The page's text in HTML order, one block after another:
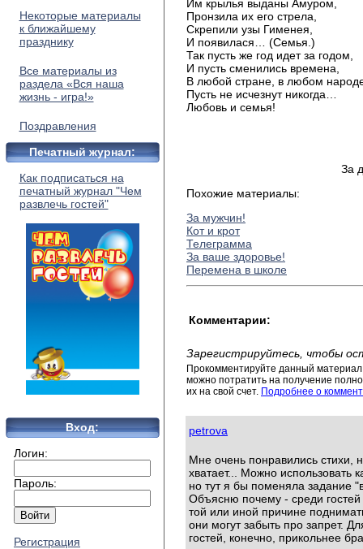
Некоторые материалы
к ближайшему
празднику
Все материалы из
раздела «Вся наша
жизнь - игра!»
Поздравления
Печатный журнал:
Как подписаться на
печатный журнал "Чем
развлечь гостей"
Вход:
Логин:
Пароль:
Регистрация
Им крылья выданы Амуром,
Пронзила их его стрела,
Скрепили узы Гименея,
И появилася… (Семья.)
Так пусть же год идет за годом,
И пусть сменились времена,
В любой стране, в любом
Пусть не исчезнут никогда…
Любовь и семья!
За
Похожие материалы:
За мужчин!
Кот и крот
Телеграмма
За ваше здоровье!
Перемена в школе
Комментарии:
Зарегистрируйтесь, чтобы
Прокомментируйте данный
можно потратить на получение
их на свой счет. Подробнее о
petrova
Мне очень понравились стихи,
хватает... Можно использовать
но тут я бы поменяла задание
Объясню почему - среди гостей
той или иной причине
они могут забыть про запрет.
гостей, конечно, прикольнее